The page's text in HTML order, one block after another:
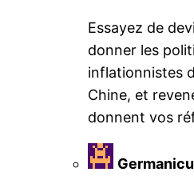
Essayez de
donner les
inflationnistes
Chine, et
donnent vos